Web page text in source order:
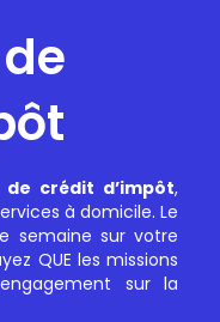
de crédit d’impôt,
à domicile. Le
semaine sur votre
QUE les missions
sur la